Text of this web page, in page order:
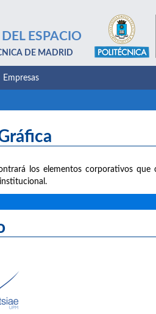
ESPACIO
DE MADRID
Empresas
los elementos corporativos
Logo